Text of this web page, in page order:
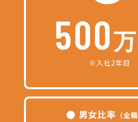
500万
※入社2年目
男女比率 （全